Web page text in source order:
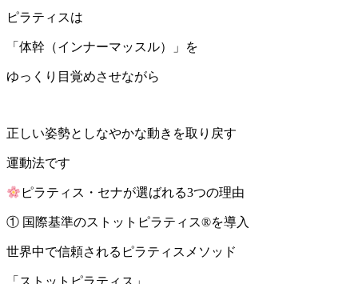
ピラティスは
「体幹（インナーマッスル）」を
ゆっくり目覚めさせながら
正しい姿勢としなやかな動きを取り戻す
運動法です
ピラティス・セナが選ばれる3つの理由
① 国際基準のストットピラティス®︎を導入
世界中で信頼されるピラティスメソッド
「ストットピラティス」